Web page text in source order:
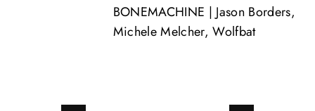
BONEMACHINE | Jason Borders,
Michele Melcher, Wolfbat